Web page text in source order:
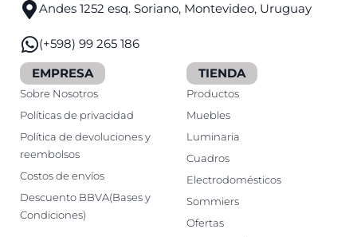
Andes 1252 esq. Soriano, Montevideo, Uruguay
(+598) 99 265 186
EMPRESA
Sobre Nosotros
Políticas de privacidad
Política de devoluciones y
reembolsos
Costos de envíos
Descuento BBVA(Bases y
Condiciones)
TIENDA
Productos
Muebles
Luminaria
Cuadros
Electrodomésticos
Sommiers
Ofertas